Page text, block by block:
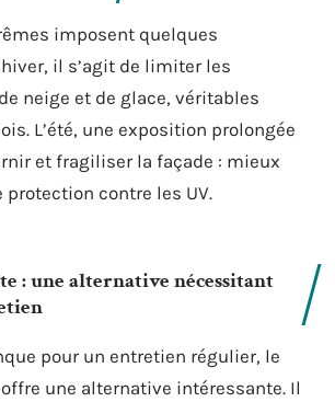
imposent quelques
il s’agit de limiter les
neige et de glace, véritables
L’été, une exposition prolongée
et fragiliser la façade : mieux
contre les UV.
: une alternative nécessitant
pour un entretien régulier, le
une alternative intéressante. Il